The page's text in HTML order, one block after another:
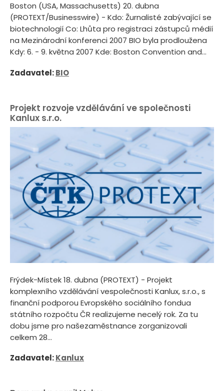
Boston (USA, Massachusetts) 20. dubna
(PROTEXT/Businesswire) - Kdo: Žurnalisté zabývající se
biotechnologií Co: Lhůta pro registraci zástupců médií
na Mezinárodní konferenci 2007 BIO byla prodloužena
Kdy: 6. - 9. května 2007 Kde: Boston Convention and...
Zadavatel:BIO
Projekt rozvoje vzdělávání ve společnosti
Kanlux s.r.o.
Frýdek-Místek 18. dubna (PROTEXT) - Projekt
komplexního vzdělávání vespolečnosti Kanlux, s.r.o., s
finanční podporou Evropského sociálního fondua
státního rozpočtu ČR realizujeme necelý rok. Za tu
dobu jsme pro našezaměstnance zorganizovali
celkem 28...
Zadavatel:Kanlux